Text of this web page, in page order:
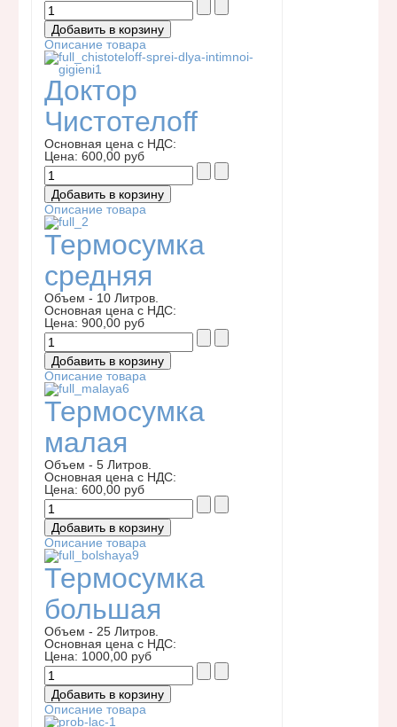
Описание товара
Доктор
Чистотелоff
Основная цена с НДС:
Цена: 600,00 руб
Описание товара
Термосумка
средняя
Объем - 10 Литров.
Основная цена с НДС:
Цена: 900,00 руб
Описание товара
Термосумка
малая
Объем - 5 Литров.
Основная цена с НДС:
Цена: 600,00 руб
Описание товара
Термосумка
большая
Объем - 25 Литров.
Основная цена с НДС:
Цена: 1000,00 руб
Описание товара